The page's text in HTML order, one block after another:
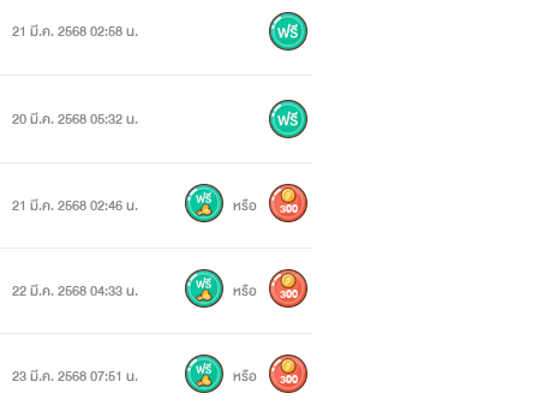
21 มี.ค. 2568 02:58 น.
20 มี.ค. 2568 05:32 น.
21 มี.ค. 2568 02:46 น. หรือ 300
22 มี.ค. 2568 04:33 น. หรือ 300
23 มี.ค. 2568 07:51 น. หรือ 300